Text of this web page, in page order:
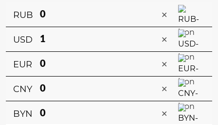
RUB ×
USD ×
EUR ×
CNY ×
BYN ×